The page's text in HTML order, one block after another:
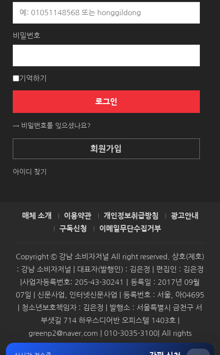
비밀번호
기억하기
로그인
→ 비밀번호를 잊으셨나요?
회원가입
아이디 찾기
매체 소개 이용약관 개인정보취급방침
광고안내
구독신청
이메일무단수집거부
Copyright © 강남 소비자저널 All right reserved. 상호(제호)
: 강남 소비자저널 | 대표자(발행인) : 김은정 | 편집인 : 김은정
|사업자등록번호: 205-43-30241｜등록일 : 2017년 09월
07일 | 신문사업, 인터넷신문사업 | 등록번호 : 서울, 아04695
| 청소년보호책임자 : 김은정 | 발행소 : 서울특별시 금천구 서
부샛길 714 하우스디어반 오피스텔 1403호 |
greenp2@naver.com | 010-3035-3100| All rights